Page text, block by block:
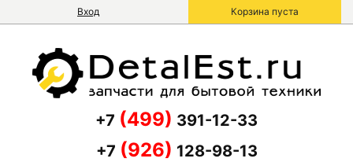
Вход Корзина пуста
+7 (499) 391-12-33
+7 (926) 128-98-13